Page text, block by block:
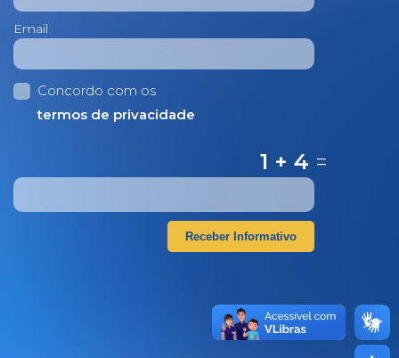
Email
Concordo com os
termos de privacidade
1 + 4 =
Receber Informativo